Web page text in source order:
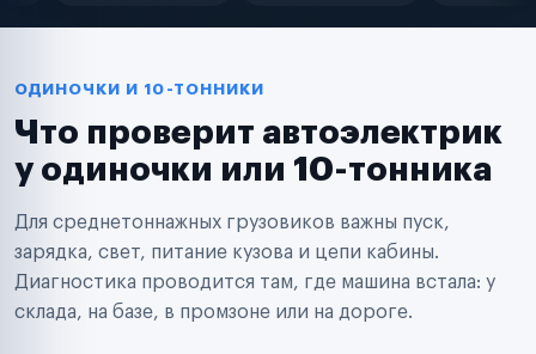
Таксопарки
Автодилеры
Поставщики запчастей
Аренда спецтехники
Ремонт спецтехники
Ритейл-сети
Управляющие компании
Страховые компании
ОДИНОЧКИ И 10-ТОННИКИ
Что проверит автоэлектрик
у одиночки или 10-тонника
Для среднетоннажных грузовиков важны пуск,
зарядка, свет, питание кузова и цепи кабины.
Диагностика проводится там, где машина встала: у
склада, на базе, в промзоне или на дороге.